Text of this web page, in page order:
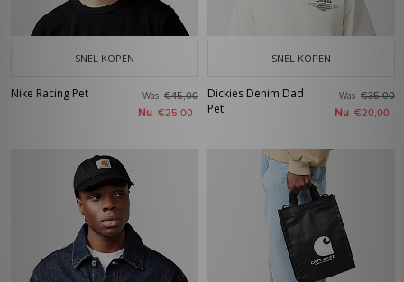
SNEL KOPEN
Nike Racing Pet Was€45,00
Nu €25,00
SNEL KOPEN
Dickies Denim Dad
Pet
Was€35,00
Nu €20,00